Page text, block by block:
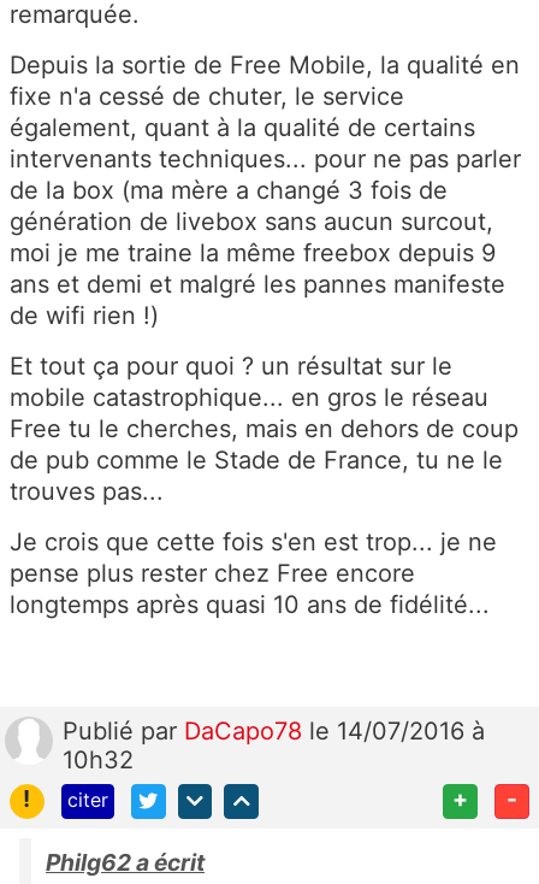
remarquée.
Depuis la sortie de Free Mobile, la qualité en
fixe n'a cessé de chuter, le service
également, quant à la qualité de certains
intervenants techniques... pour ne pas parler
de la box (ma mère a changé 3 fois de
génération de livebox sans aucun surcout,
moi je me traine la même freebox depuis 9
ans et demi et malgré les pannes manifeste
de wifi rien !)
Et tout ça pour quoi ? un résultat sur le
mobile catastrophique... en gros le réseau
Free tu le cherches, mais en dehors de coup
de pub comme le Stade de France, tu ne le
trouves pas...
Je crois que cette fois s'en est trop... je ne
pense plus rester chez Free encore
longtemps après quasi 10 ans de fidélité...
Publié par DaCapo78 le 14/07/2016 à
10h32
!
citer + -
Philg62 a écrit